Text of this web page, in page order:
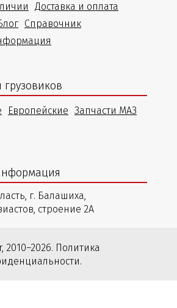
Доставка и оплата
Справочник
Европейские Запчасти МАЗ
г. Балашиха,
строение 2А
2010–2026. Политика